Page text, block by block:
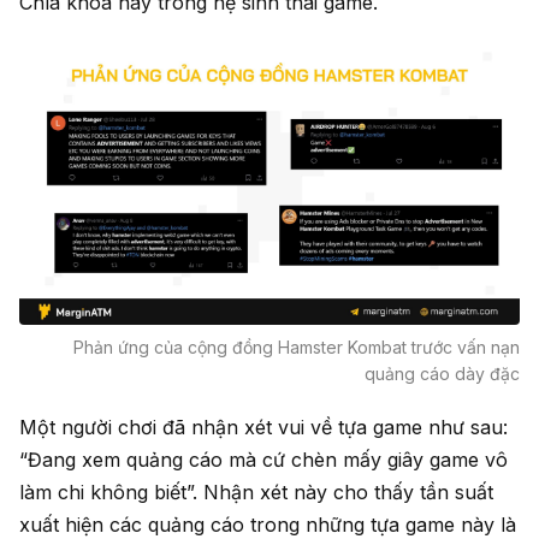
Phản ứng của cộng đồng Hamster Kombat trước vấn nạn
quảng cáo dày đặc
Một người chơi đã nhận xét vui về tựa game như sau:
“Đang xem quảng cáo mà cứ chèn mấy giây game vô
làm chi không biết”. Nhận xét này cho thấy tần suất
xuất hiện các quảng cáo trong những tựa game này là